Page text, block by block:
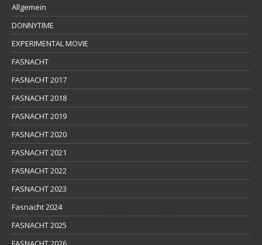
Allgemein
DONNYTIME
EXPERIMENTAL MOVIE
FASNACHT
FASNACHT 2017
FASNACHT 2018
FASNACHT 2019
FASNACHT 2020
FASNACHT 2021
FASNACHT 2022
FASNACHT 2023
Fasnacht 2024
FASNACHT 2025